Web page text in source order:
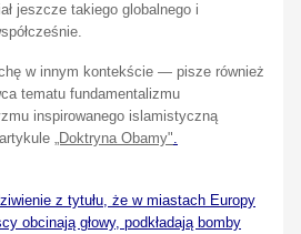
jeszcze takiego globalnego i
w innym kontekście — pisze również
tematu fundamentalizmu
inspirowanego islamistyczną
„Doktryna Obamy".
z tytułu, że w miastach Europy
obcinają głowy, podkładają bomby